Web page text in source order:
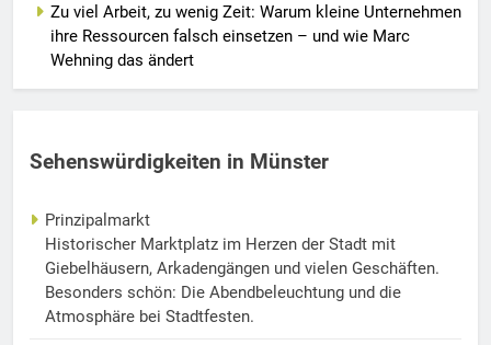
Zu viel Arbeit, zu wenig Zeit: Warum kleine Unternehmen
ihre Ressourcen falsch einsetzen – und wie Marc
Wehning das ändert
Sehenswürdigkeiten in Münster
Prinzipalmarkt
Historischer Marktplatz im Herzen der Stadt mit
Giebelhäusern, Arkadengängen und vielen Geschäften.
Besonders schön: Die Abendbeleuchtung und die
Atmosphäre bei Stadtfesten.